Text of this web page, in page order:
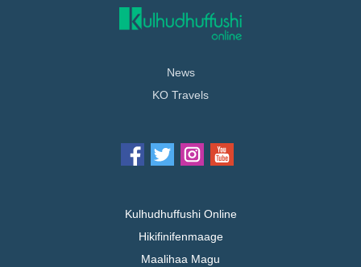
News
KO Travels
Kulhudhuffushi Online
Hikifinifenmaage
Maalihaa Magu